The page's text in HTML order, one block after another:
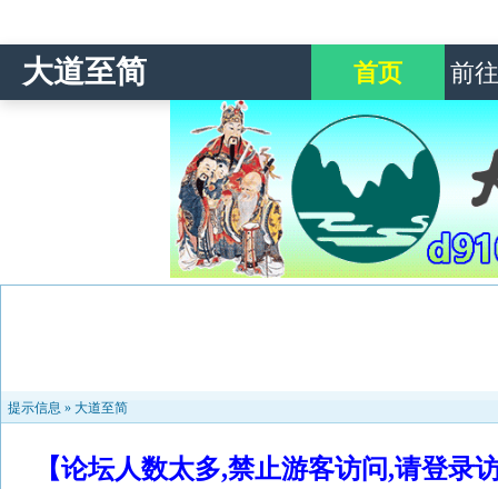
大道至简 首页 前
提示信息 » 大道至简
【论坛人数太多,禁止游客访问,请登